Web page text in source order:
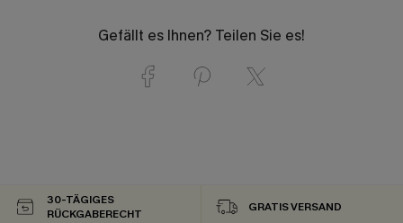
Gefällt es Ihnen? Teilen Sie es!
30-TÄGIGES
RÜCKGABERECHT
GRATIS VERSAND